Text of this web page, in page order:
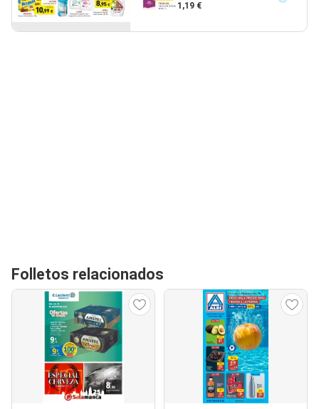
1,19 €
Folletos relacionados